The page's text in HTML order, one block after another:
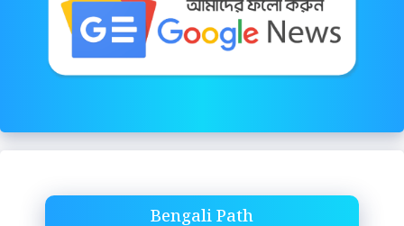
Bengali Path